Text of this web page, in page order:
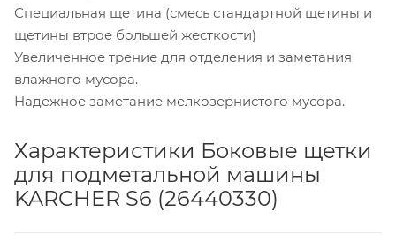
Специальная щетина (смесь стандартной щетины и
щетины втрое большей жесткости)
Увеличенное трение для отделения и заметания
влажного мусора.
Надежное заметание мелкозернистого мусора.
Характеристики Боковые щетки
для подметальной машины
KARCHER S6 (26440330)